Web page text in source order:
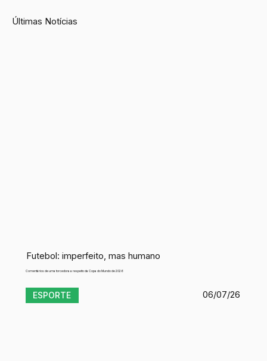
​Últimas Notícias
Futebol: imperfeito, mas humano
Comentários de uma torcedora a respeito da Copa do Mundo de 2026
ESPORTE 06/07/26